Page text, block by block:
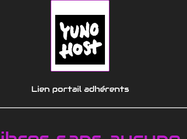
Lien portail adhérents